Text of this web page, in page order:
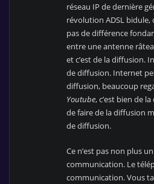
réseau IP de dernière
révolution ADSL bidule,
pas de différence
entre une antenne
et c’est de la diffusion.
de diffusion. Internet
diffusion, beaucoup
Youtube, c’est bien de
de faire de la diffusion
de diffusion.
Ce n’est pas non plus
communication. Le
communication. Vous